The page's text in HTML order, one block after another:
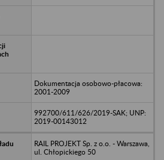
Dokumentacja osobowo-płacowa:
2001-2009
992700/611/626/2019-SAK; UNP:
2019-00143012
RAIL PROJEKT Sp. z o.o. - Warszawa,
ul. Chłopickiego 50